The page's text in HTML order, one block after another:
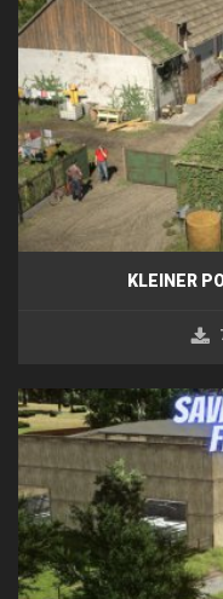
KLEINER